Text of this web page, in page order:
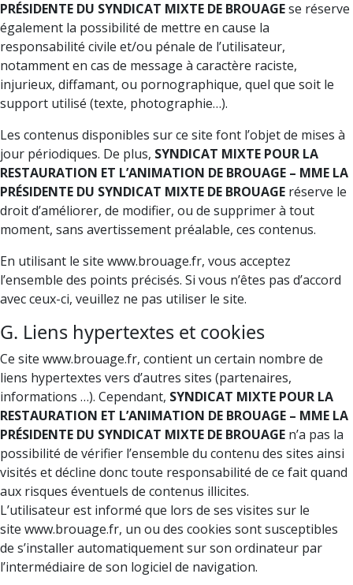
PRÉSIDENTE DU SYNDICAT MIXTE DE BROUAGEse réserve
également la possibilité de mettre en cause la
responsabilité civile et/ou pénale de l’utilisateur,
notamment en cas de message à caractère raciste,
injurieux, diffamant, ou pornographique, quel que soit le
support utilisé (texte, photographie…).
Les contenus disponibles sur ce site font l’objet de mises à
jour périodiques. De plus, SYNDICAT MIXTE POUR LA
RESTAURATION ET L’ANIMATION DE BROUAGE – MME LA
PRÉSIDENTE DU SYNDICAT MIXTE DE BROUAGE réserve le
droit d’améliorer, de modifier, ou de supprimer à tout
moment, sans avertissement préalable, ces contenus.
En utilisant le site www.brouage.fr, vous acceptez
l’ensemble des points précisés. Si vous n’êtes pas d’accord
avec ceux-ci, veuillez ne pas utiliser le site.
G. Liens hypertextes et cookies
Ce site www.brouage.fr, contient un certain nombre de
liens hypertextes vers d’autres sites (partenaires,
informations …). Cependant, SYNDICAT MIXTE POUR LA
RESTAURATION ET L’ANIMATION DE BROUAGE – MME LA
PRÉSIDENTE DU SYNDICAT MIXTE DE BROUAGE n’a pas la
possibilité de vérifier l’ensemble du contenu des sites ainsi
visités et décline donc toute responsabilité de ce fait quand
aux risques éventuels de contenus illicites.
L’utilisateur est informé que lors de ses visites sur le
site www.brouage.fr, un ou des cookies sont susceptibles
de s’installer automatiquement sur son ordinateur par
l’intermédiaire de son logiciel de navigation.